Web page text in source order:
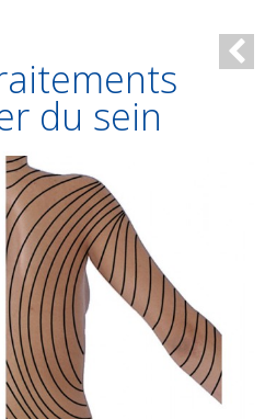
du sein